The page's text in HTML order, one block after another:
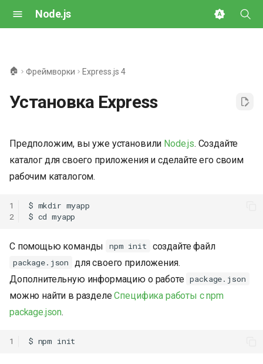
Node.js
ц
л
з
ц
я
п
🏠 Фреймворки Express.js 4
Установка Express
Предположим, вы уже установили Node.js. Создайте
каталог для своего приложения и сделайте его своим
рабочим каталогом.
1
2
$ mkdir myapp
С помощью команды npm init создайте файл
package.json
для своего приложения.
Дополнительную информацию о работе package.json
можно найти в разделеСпецифика работы с npm
package.json.
1